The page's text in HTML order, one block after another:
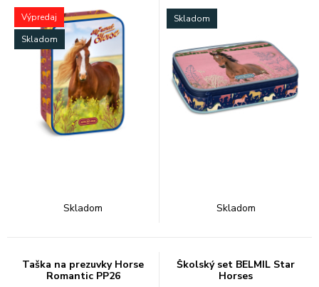
Výpredaj
Skladom
Skladom
Skladom
Skladom
Taška na prezuvky Horse
Romantic PP26
Školský set BELMIL Star
Horses